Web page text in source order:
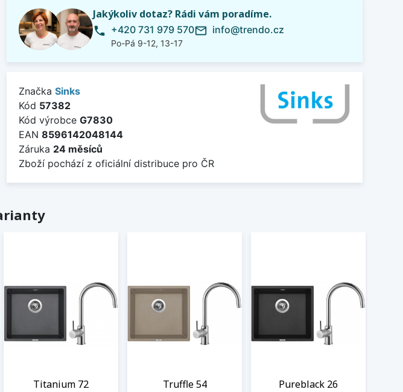
Jakýkoliv dotaz? Rádi vám poradíme.
phone +420 731 979 570
Po-Pá 9-12, 13-17
mail_outline info@trendo.cz
Značka Sinks
Kód 57382
Kód výrobce G7830
EAN 8596142048144
Záruka 24 měsíců
Zboží pochází z oficiální distribuce pro ČR
Titanium 72 Truffle 54 Pureblack 26